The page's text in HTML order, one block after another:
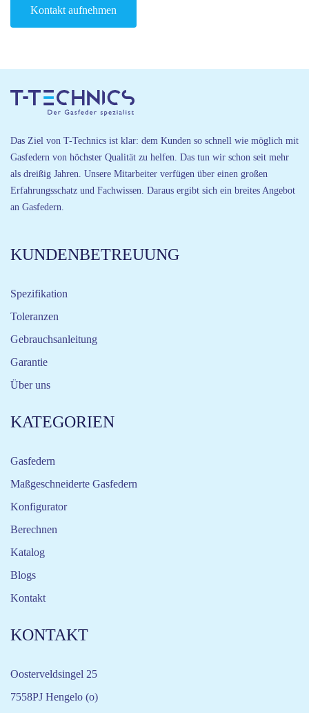
Kontakt aufnehmen
Das Ziel von T-Technics ist klar: dem Kunden so schnell wie möglich mit
Gasfedern von höchster Qualität zu helfen. Das tun wir schon seit mehr
als dreißig Jahren. Unsere Mitarbeiter verfügen über einen großen
Erfahrungsschatz und Fachwissen. Daraus ergibt sich ein breites Angebot
an Gasfedern.
KUNDENBETREUUNG
Spezifikation
Toleranzen
Gebrauchsanleitung
Garantie
Über uns
KATEGORIEN
Gasfedern
Maßgeschneiderte Gasfedern
Konfigurator
Berechnen
Katalog
Blogs
Kontakt
KONTAKT
Oosterveldsingel 25
7558PJ Hengelo (o)